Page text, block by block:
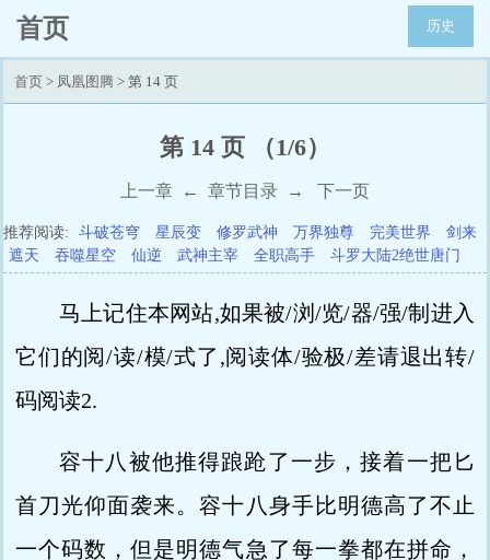
首页 历史
首页 > 凤凰图腾 > 第 14 页
第 14 页 （1/6）
上一章 ← 章节目录 → 下一页
推荐阅读: 斗破苍穹 星辰变 修罗武神 万界独尊 完美世界
剑来
遮天
吞噬星空 仙逆 武神主宰 全职高手 斗罗大陆2绝世唐门
马上记住本网站,如果被/浏/览/器/强/制进入
它们的阅/读/模/式了,阅读体/验极/差请退出转/
码阅读2.
容十八被他推得踉跄了一步，接着一把匕
首刀光仰面袭来。容十八身手比明德高了不止
一个码数，但是明德气急了每一拳都在拼命，